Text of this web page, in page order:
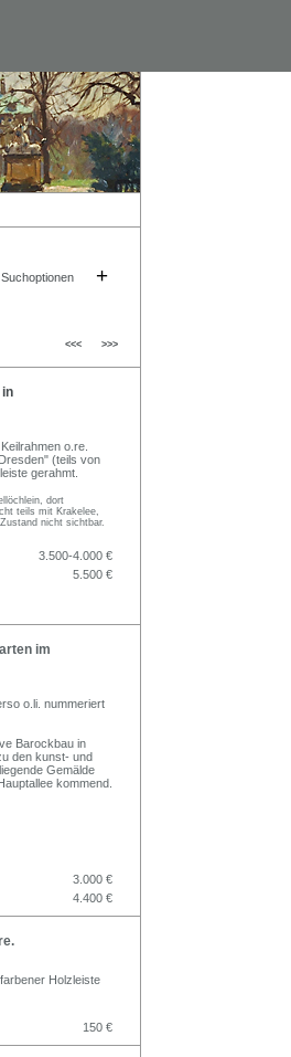
+
<<< >>>
o.re.
(teils von
gerahmt.
dort
teils mit Krakelee,
nicht sichtbar.
3.500-4.000 €
5.500 €
im
o.li. nummeriert
Barockbau in
den kunst- und
Gemälde
kommend.
3.000 €
4.400 €
Holzleiste
150 €